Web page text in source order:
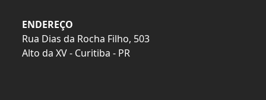
ENDEREÇO
Rua Dias da Rocha Filho, 503
Alto da XV - Curitiba - PR